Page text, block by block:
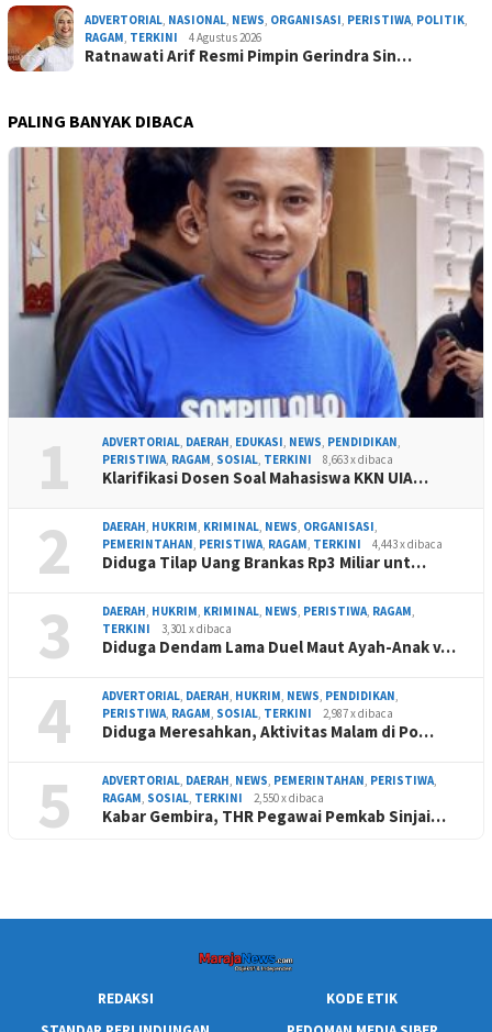
ADVERTORIAL, NASIONAL, NEWS, ORGANISASI, PERISTIWA, POLITIK,
RAGAM, TERKINI 4 Agustus 2026
Ratnawati Arif Resmi Pimpin Gerindra Sin…
PALING BANYAK DIBACA
1 ADVERTORIAL, DAERAH, EDUKASI, NEWS, PENDIDIKAN,
PERISTIWA, RAGAM, SOSIAL, TERKINI 8,663 x dibaca
Klarifikasi Dosen Soal Mahasiswa KKN UIA…
2 DAERAH, HUKRIM, KRIMINAL, NEWS, ORGANISASI,
PEMERINTAHAN, PERISTIWA, RAGAM, TERKINI 4,443 x dibaca
Diduga Tilap Uang Brankas Rp3 Miliar unt…
3 DAERAH, HUKRIM, KRIMINAL, NEWS, PERISTIWA, RAGAM,
TERKINI
3,301 x dibaca
Diduga Dendam Lama Duel Maut Ayah-Anak v…
4 ADVERTORIAL, DAERAH, HUKRIM, NEWS, PENDIDIKAN,
PERISTIWA, RAGAM, SOSIAL, TERKINI 2,987 x dibaca
Diduga Meresahkan, Aktivitas Malam di Po…
5 ADVERTORIAL, DAERAH, NEWS, PEMERINTAHAN, PERISTIWA,
RAGAM, SOSIAL, TERKINI 2,550 x dibaca
Kabar Gembira, THR Pegawai Pemkab Sinjai…
REDAKSI
KODE ETIK